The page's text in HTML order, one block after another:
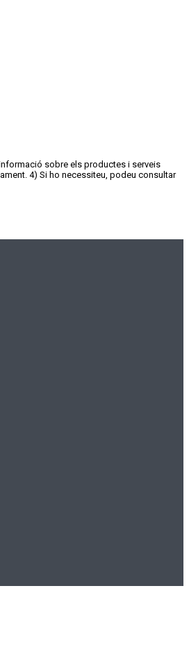
sobre els productes i serveis
4) Si ho necessiteu, podeu consultar